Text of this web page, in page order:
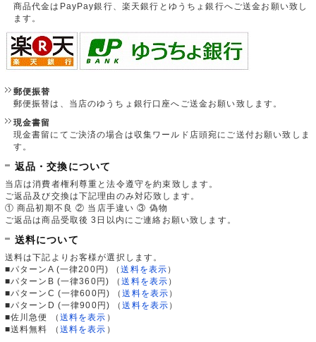
商品代金はPayPay銀行、楽天銀行とゆうちょ銀行へご送金お願い致し
ます。
郵便振替
郵便振替は、当店のゆうちょ銀行口座へご送金お願い致します。
現金書留
現金書留にてご決済の場合は収集ワールド店頭宛にご送付お願い致しま
す。
返品・交換について
当店は消費者権利尊重と法令遵守を約束致します。
ご返品及び交換は下記理由のみ対応致します。
① 商品初期不良 ② 当店手違い ③ 偽物
ご返品は商品受取後 3日以内にご連絡お願い致します。
送料について
送料は下記よりお客様が選択します。
■パターンA (一律200円)
（送料を表示 ）
■パターンB (一律360円)
（送料を表示 ）
■パターンC (一律600円)
（送料を表示 ）
■パターンD (一律900円)
（送料を表示 ）
■佐川急便
（ 送料を表示 ）
■送料無料
（ 送料を表示 ）